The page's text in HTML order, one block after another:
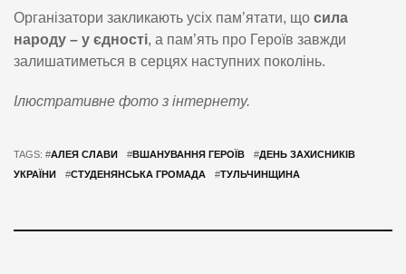
Організатори закликають усіх пам’ятати, що сила
народу – у єдності, а пам’ять про Героїв завжди
залишатиметься в серцях наступних поколінь.
Ілюстративне фото з інтернету.
TAGS: #АЛЕЯ СЛАВИ #ВШАНУВАННЯ ГЕРОЇВ #ДЕНЬ ЗАХИСНИКІВ
УКРАЇНИ
#СТУДЕНЯНСЬКА ГРОМАДА #ТУЛЬЧИНЩИНА